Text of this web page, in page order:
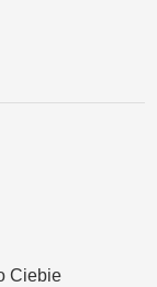
Ciebie